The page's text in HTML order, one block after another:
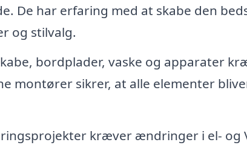
De har erfaring med at skabe den
og stilvalg.
bordplader, vaske og apparater
montører sikrer, at alle elementer
kræver ændringer i el- og